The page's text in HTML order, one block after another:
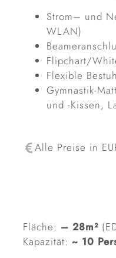
Strom– und
WLAN)
Flipchart/
Flexible
Gymnastik-
und -Kissen,
Alle Preise in
Fläche: – 28m²
Kapazität: ~ 10